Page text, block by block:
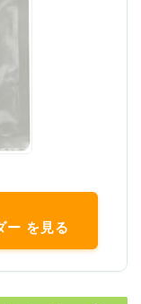
ー を見る